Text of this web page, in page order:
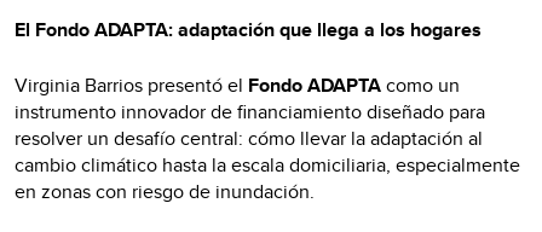
El Fondo ADAPTA: adaptación que llega a los hogares
Virginia Barrios presentó el Fondo ADAPTAcomo un
instrumento innovador de financiamiento diseñado para
resolver un desafío central: cómo llevar la adaptación al
cambio climático hasta la escala domiciliaria, especialmente
en zonas con riesgo de inundación.